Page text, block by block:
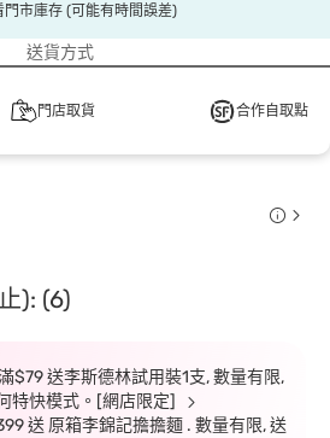
門市庫存 (可能有時間誤差)
送貨方式
門店取貨 合作自取點
): (6)
$79 送李斯德林試用裝1支, 數量有限,
特快模式。[網店限定]
送 原箱李錦記擔擔麵 . 數量有限, 送